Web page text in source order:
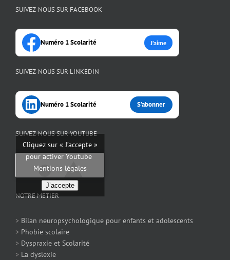
SUIVEZ-NOUS SUR FACEBOOK
Numéro 1 Scolarité J’aime
SUIVEZ-NOUS SUR LINKEDIN
Numéro 1 Scolarité S’abonner
SUIVEZ-NOUS SUR YOUTUBE
Cliquez sur « J’accepte »
pour activer Youtube
Mentions légales
J’accepte
NOTRE METIER
> Bilan neuropsychologique pour enfants et adolescents
> Phobie scolaire
> Dyspraxie et Scolarité
> La dyslexie